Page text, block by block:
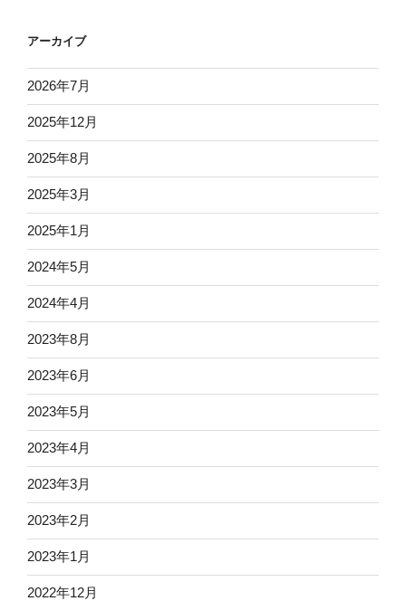
アーカイブ
2026年7月
2025年12月
2025年8月
2025年3月
2025年1月
2024年5月
2024年4月
2023年8月
2023年6月
2023年5月
2023年4月
2023年3月
2023年2月
2023年1月
2022年12月